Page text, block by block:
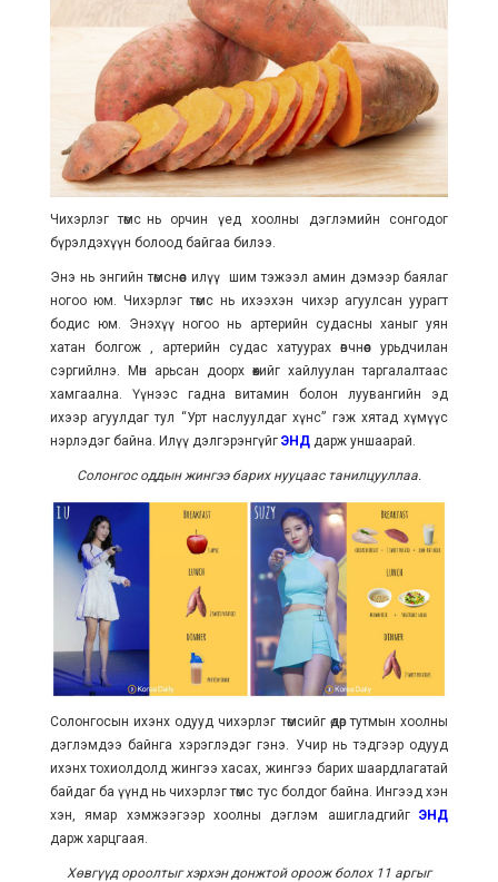
Чихэрлэг төмс нь орчин үед хоолны дэглэмийн сонгодог
бүрэлдэхүүн болоод байгаа билээ.
Энэ нь энгийн төмснөөс илүү шим тэжээл амин дэмээр баялаг
ногоо юм. Чихэрлэг төмс нь ихээхэн чихэр агуулсан уурагт
бодис юм. Энэхүү ногоо нь артерийн судасны ханыг уян
хатан болгож , артерийн судас хатуурах өвчнөөс урьдчилан
сэргийлнэ. Мөн арьсан доорх өөхийг хайлуулан таргалалтаас
хамгаална. Үүнээс гадна витамин болон луувангийн эд
ихээр агуулдаг тул “Урт наслуулдаг хүнс” гэж хятад хүмүүс
нэрлэдэг байна. Илүү дэлгэрэнгүйг ЭНДдарж уншаарай.
Солонгос оддын жингээ барих нууцаас танилцууллаа.
Солонгосын ихэнх одууд чихэрлэг төмсийг өдөр тутмын хоолны
дэглэмдээ байнга хэрэглэдэг гэнэ. Учир нь тэдгээр одууд
ихэнх тохиолдолд жингээ хасах, жингээ барих шаардлагатай
байдаг ба үүнд нь чихэрлэг төмс тус болдог байна. Ингээд хэн
хэн, ямар хэмжээгээр хоолны дэглэм ашигладгийгЭНД
дарж харцгаая.
Хөвгүүд ороолтыг хэрхэн донжтой ороож болох 11 аргыг